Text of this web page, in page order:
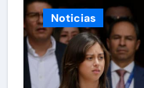
Noticias